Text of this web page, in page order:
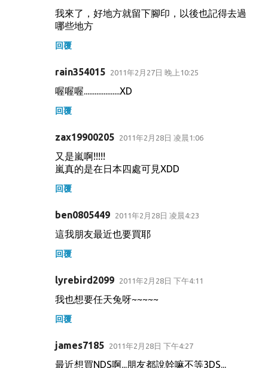
我來了，好地方就留下腳印，以後也記得去過
哪些地方
回覆
rain354015 2011年2月27日 晚上10:25
喔喔喔....................XD
回覆
zax19900205 2011年2月28日 凌晨1:06
又是嵐啊!!!!!
嵐真的是在日本四處可見XDD
回覆
ben0805449 2011年2月28日 凌晨4:23
這我朋友最近也要買耶
回覆
lyrebird2099 2011年2月28日 下午4:11
我也想要任天兔呀~~~~~
回覆
james7185 2011年2月28日 下午4:27
最近想買NDS啊...朋友都說幹嘛不等3DS...